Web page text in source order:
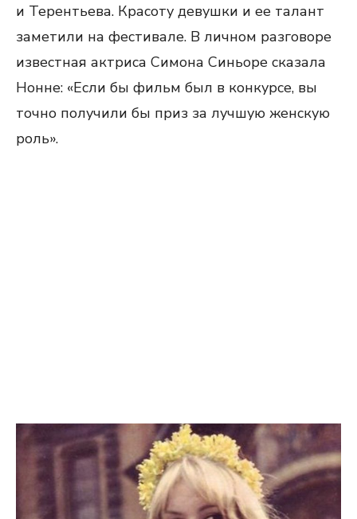
и Терентьева. Красоту девушки и ее талант
заметили на фестивале. В личном разговоре
известная актриса Симона Синьоре сказала
Нонне: «Если бы фильм был в конкурсе, вы
точно получили бы приз за лучшую женскую
роль».